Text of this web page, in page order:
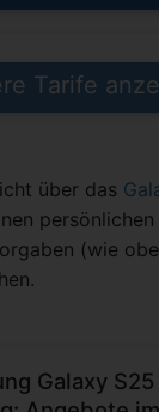
Tarife
über das
(wie
Galaxy